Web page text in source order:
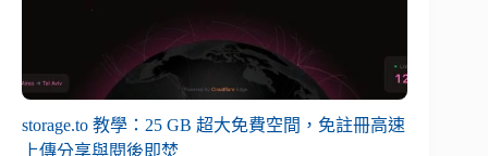
storage.to 教學：25 GB 超大免費空間，免註冊高速
上傳分享與閱後即焚